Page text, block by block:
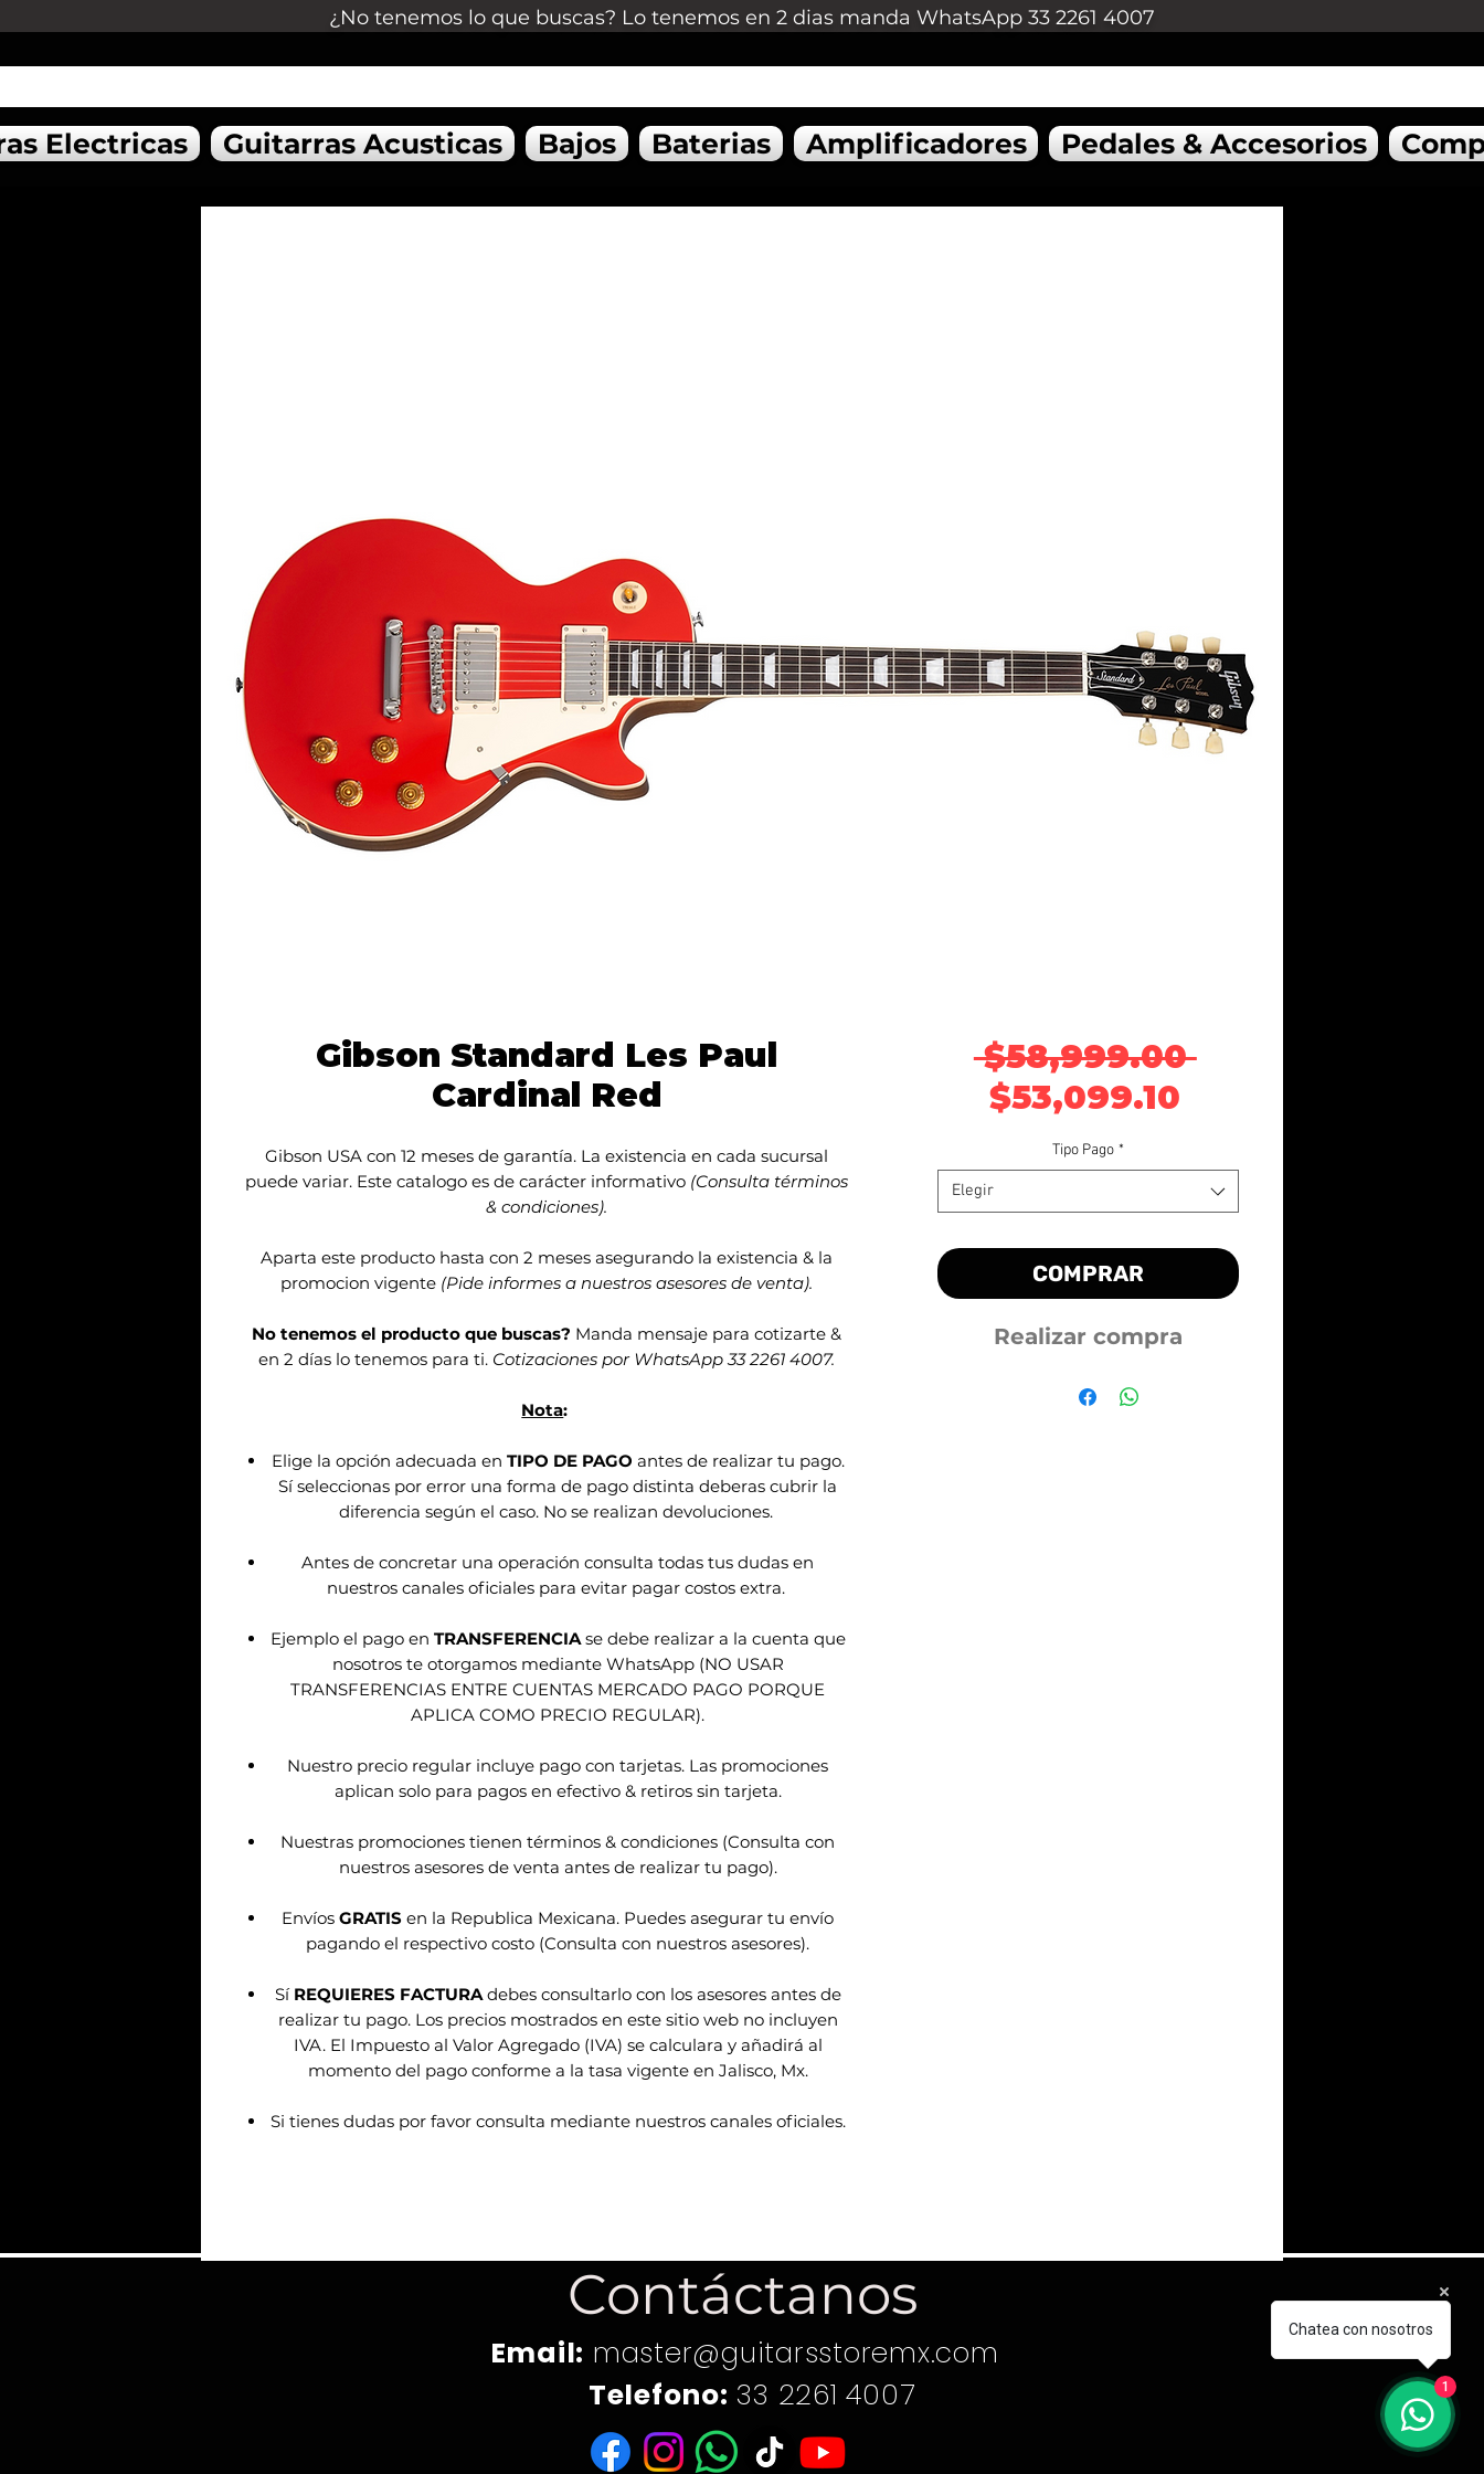
¿No tenemos lo que buscas? Lo tenemos en 2 dias manda WhatsApp 33 2261 4007
Electricas Guitarras Acusticas Bajos Baterias Amplificadores Pedales & Accesorios
Gibson Standard Les Paul
Cardinal Red
Gibson USA con 12 meses de garantía. La existencia en cada sucursal
puede variar. Este catalogo es de carácter informativo (Consulta términos
& condiciones).
Aparta este producto hasta con 2 meses asegurando la existencia & la
promocion vigente (Pide informes a nuestros asesores de venta).
No tenemos el producto que buscas? Manda mensaje para cotizarte &
en 2 días lo tenemos para ti. Cotizaciones por WhatsApp 33 2261 4007.
Nota:
Elige la opción adecuada en TIPO DE PAGO antes de realizar tu pago.
Sí seleccionas por error una forma de pago distinta deberas cubrir la
diferencia según el caso. No se realizan devoluciones.
Antes de concretar una operación consulta todas tus dudas en
nuestros canales oficiales para evitar pagar costos extra.
Ejemplo el pago en TRANSFERENCIAse debe realizar a la cuenta que
nosotros te otorgamos mediante WhatsApp (NO USAR
TRANSFERENCIAS ENTRE CUENTAS MERCADO PAGO PORQUE
APLICA COMO PRECIO REGULAR).
Nuestro precio regular incluye pago con tarjetas. Las promociones
aplican solo para pagos en efectivo & retiros sin tarjeta.
Nuestras promociones tienen términos & condiciones (Consulta con
nuestros asesores de venta antes de realizar tu pago).
EnvíosGRATIS en la Republica Mexicana. Puedes asegurar tu envío
pagando el respectivo costo (Consulta con nuestros asesores).
Sí REQUIERES FACTURAdebes consultarlo con los asesores antes de
realizar tu pago. Los precios mostrados en este sitio web no incluyen
IVA. El Impuesto al Valor Agregado (IVA) se calculara y añadirá al
momento del pago conforme a la tasa vigente en Jalisco, Mx.
Si tienes dudas por favor consulta mediante nuestros canales oficiales.
$58,999.00 Precio
$53,099.10
Tipo Pago *
Elegir
COMPRAR
Realizar compra
Contáctanos
Email: master@guitarsstoremx.com
Telefono: 33 2261 4007
Chatea con nosotros
1